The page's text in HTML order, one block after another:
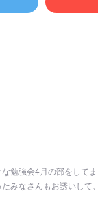
勉強会4月の部をして
たみなさんもお誘いし